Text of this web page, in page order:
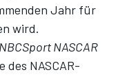
Jahr für
wird.
NBCSport NASCAR
des NASCAR-